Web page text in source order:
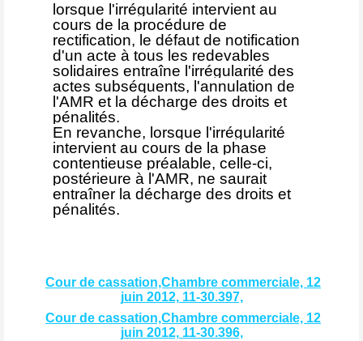
lorsque l'irrégularité intervient au
cours de la procédure de
rectification, le défaut de notification
d'un acte à tous les redevables
solidaires entraîne l'irrégularité des
actes subséquents, l'annulation de
l'AMR et la décharge des droits et
pénalités.
En revanche, lorsque l'irrégularité
intervient au cours de la phase
contentieuse préalable, celle-ci,
postérieure à l'AMR, ne saurait
entraîner la décharge des droits et
pénalités.
Cour de cassation,Chambre commerciale, 12
juin 2012, 11-30.397,
Cour de cassation,Chambre commerciale, 12
juin 2012, 11-30.396,